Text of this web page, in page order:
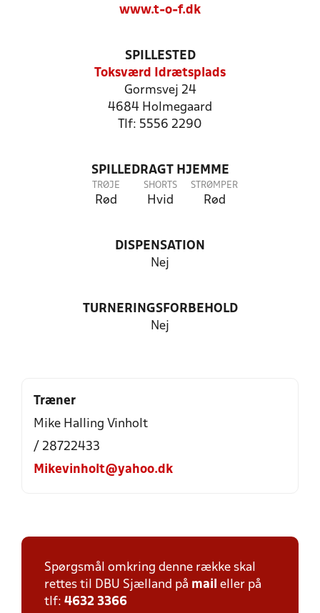
www.t-o-f.dk
SPILLESTED
Toksværd Idrætsplads
Gormsvej 24
4684 Holmegaard
Tlf: 5556 2290
SPILLEDRAGT HJEMME
TRØJE
Rød
SHORTS
Hvid
STRØMPER
Rød
DISPENSATION
Nej
TURNERINGSFORBEHOLD
Nej
Træner
Mike Halling Vinholt
/ 28722433
Mikevinholt@yahoo.dk
Spørgsmål omkring denne række skal
rettes til DBU Sjælland på mail eller på
tlf: 4632 3366